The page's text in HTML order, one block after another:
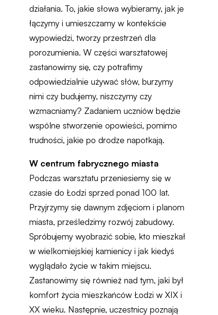
działania. To, jakie słowa wybieramy, jak je
łączymy i umieszczamy w kontekście
wypowiedzi, tworzy przestrzeń dla
porozumienia. W części warsztatowej
zastanowimy się, czy potrafimy
odpowiedzialnie używać słów, burzymy
nimi czy budujemy, niszczymy czy
wzmacniamy? Zadaniem uczniów będzie
wspólne stworzenie opowieści, pomimo
trudności, jakie po drodze napotkają.
W centrum fabrycznego miasta
Podczas warsztatu przeniesiemy się w
czasie do Łodzi sprzed ponad 100 lat.
Przyjrzymy się dawnym zdjęciom i planom
miasta, prześledzimy rozwój zabudowy.
Spróbujemy wyobrazić sobie, kto mieszkał
w wielkomiejskiej kamienicy i jak kiedyś
wyglądało życie w takim miejscu.
Zastanowimy się również nad tym, jaki był
komfort życia mieszkańców Łodzi w XIX i
XX wieku. Następnie, uczestnicy poznają